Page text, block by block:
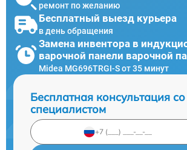
ремонт по желанию
Бесплатный выезд курьера
в день обращения
Замена инвентора в
варочной панели варочной
Midea MG696TRGI-S от 35 минут
Бесплатная консультация со
специалистом